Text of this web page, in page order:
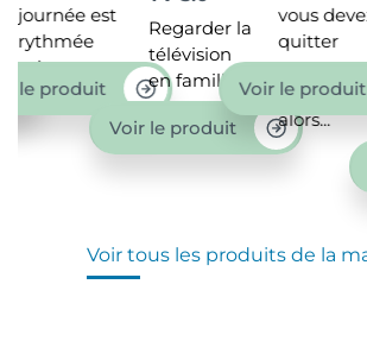
journée est
rythmée
selon vos
envies...
le produit
Regarder la
télévision
en famille
ou entre...
Voir le produit
vous
quitter
votre
domicile
alors...
Voir le produit
Voir tous les produits de la